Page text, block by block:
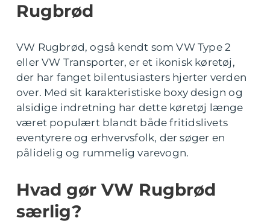
Rugbrød
VW Rugbrød, også kendt som VW Type 2
eller VW Transporter, er et ikonisk køretøj,
der har fanget bilentusiasters hjerter verden
over. Med sit karakteristiske boxy design og
alsidige indretning har dette køretøj længe
været populært blandt både fritidslivets
eventyrere og erhvervsfolk, der søger en
pålidelig og rummelig varevogn.
Hvad gør VW Rugbrød
særlig?